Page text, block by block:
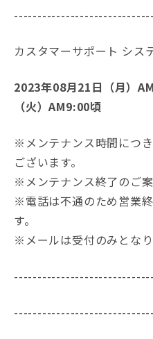
カスタマーサポート シス
2023年08月21日（月）
（火）AM9:00頃
※メンテナンス時間につ
ございます。
※メンテナンス終了のご案
※電話は不通のため営業
す。
※メールは受付のみとなり